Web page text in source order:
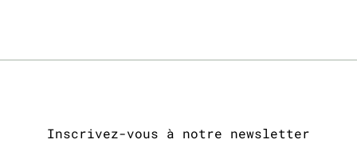
Inscrivez-vous à notre newsletter